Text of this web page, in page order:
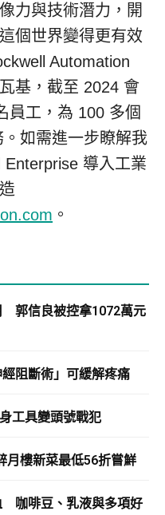
力與技術潛力，開
個世界變得更有效
Automation
基，截至 2024 會
員工，為 100 多個
如需進一步瞭解我
導入工業
。
郭信良被控拿1072萬元
阻斷術」可緩解疼痛
工具變頭號戰犯
月樓新菜最低56折嘗鮮
咖啡豆、乳液與多項好